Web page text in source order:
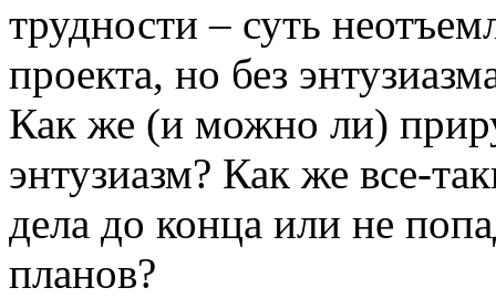
трудности – суть
проекта, но без
Как же (и можно ли)
энтузиазм? Как же все-
дела до конца или не
планов?